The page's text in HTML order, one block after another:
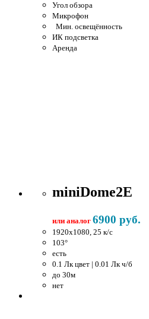
Угол обзора
Микрофон
Мин. освещённость
ИК подсветка
Аренда
miniDome2E
или аналог 6900 руб.
1920x1080, 25 к/c
103°
есть
0.1 Лк цвет | 0.01 Лк ч/б
до 30м
нет